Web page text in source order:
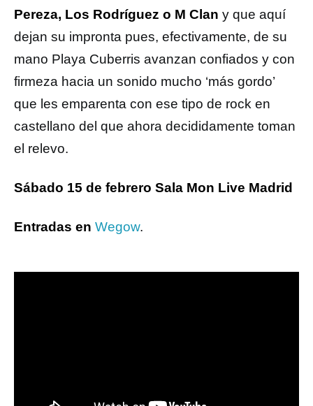
Pereza, Los Rodríguez o M Clan y que aquí
dejan su impronta pues, efectivamente, de su
mano Playa Cuberris avanzan confiados y con
firmeza hacia un sonido mucho ‘más gordo’
que les emparenta con ese tipo de rock en
castellano del que ahora decididamente toman
el relevo.
Sábado 15 de febrero Sala Mon Live Madrid
Entradas en Wegow.